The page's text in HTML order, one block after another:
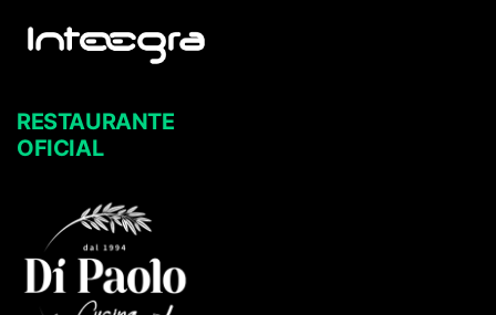
RESTAURANTE
OFICIAL